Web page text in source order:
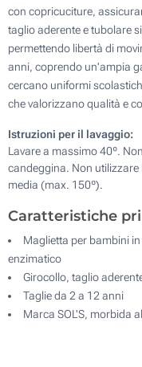
con copricuciture,
taglio aderente e tubolare
permettendo libertà di
anni, coprendo un'ampia
cercano uniformi
che valorizzano qualità e
Istruzioni per il lavaggio:
Lavare a massimo 40º.
candeggina. Non
media (max. 150º).
Caratteristiche
Maglietta per bambini
enzimatico
Girocollo, taglio
Taglie da 2 a 12 anni
Marca SOL'S, morbida